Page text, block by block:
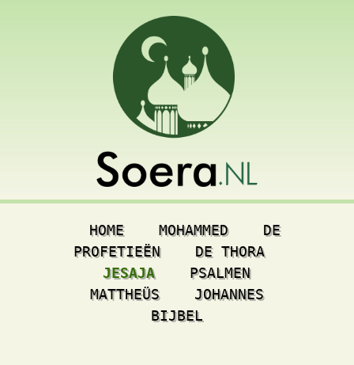
HOME MOHAMMED
DE
PROFETIEËN
DE THORA
JESAJA
PSALMEN
MATTHEÜS
JOHANNES
BIJBEL